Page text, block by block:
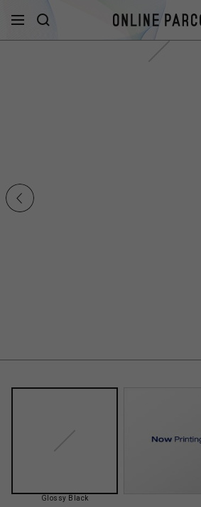
Glossy Black